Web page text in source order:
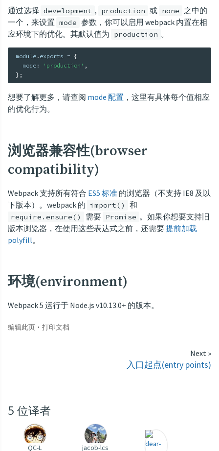
通过选择 development , production 或 none
之中的
一个，来设置 mode 参数，你可以启用 webpack 内置在相
应环境下的优化。其默认值为
production 。
module . exports = {
  mode
: 'production' ,
} ;
想要了解更多，请查阅 mode 配置 ，这里有具体每个值相应
的优化行为。
浏览器兼容性(browser
compatibility)
Webpack 支持所有符合 ES5 标准 的浏览器（不支持 IE8 及以
下版本）。webpack 的
import() 和
require.ensure() 需要 Promise 。如果你想要支持旧
版本浏览器，在使用这些表达式之前，还需要提前加载
polyfill。
环境(environment)
Webpack 5 运行于 Node.js v10.13.0+ 的版本。
编辑此页 · 打印文档
Next »
入口起点(entry points)
5 位译者
QC-L jacob-lcs